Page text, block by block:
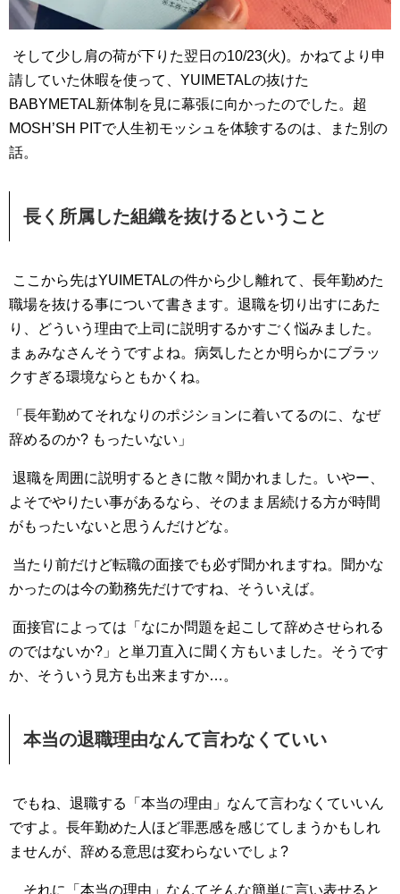
そして少し肩の荷が下りた翌日の10/23(火)。かねてより申
請していた休暇を使って、YUIMETALの抜けた
BABYMETAL新体制を見に幕張に向かったのでした。超
MOSH’SH PITで人生初モッシュを体験するのは、また別の
話。
長く所属した組織を抜けるということ
ここから先はYUIMETALの件から少し離れて、長年勤めた
職場を抜ける事について書きます。 退職を切り出すにあた
り、どういう理由で上司に説明するかすごく悩みました。
まぁみなさんそうですよね。病気したとか明らかにブラッ
クすぎる環境ならともかくね。
「長年勤めてそれなりのポジションに着いてるのに、なぜ
辞めるのか? もったいない」
退職を周囲に説明するときに散々聞かれました。いやー、
よそでやりたい事があるなら、そのまま居続ける方が時間
がもったいないと思うんだけどな。
当たり前だけど転職の面接でも必ず聞かれますね。聞かな
かったのは今の勤務先だけですね、そういえば。
面接官によっては「なにか問題を起こして辞めさせられる
のではないか?」と単刀直入に聞く方もいました。そうです
か、そういう見方も出来ますか…。
本当の退職理由なんて言わなくていい
でもね、退職する「本当の理由」なんて言わなくていいん
ですよ。長年勤めた人ほど罪悪感を感じてしまうかもしれ
ませんが、辞める意思は変わらないでしょ?
それに「本当の理由」なんてそんな簡単に言い表せると